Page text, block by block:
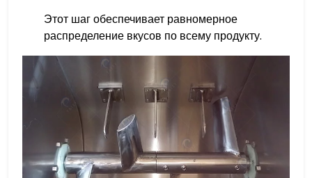
Этот шаг обеспечивает равномерное
распределение вкусов по всему продукту.